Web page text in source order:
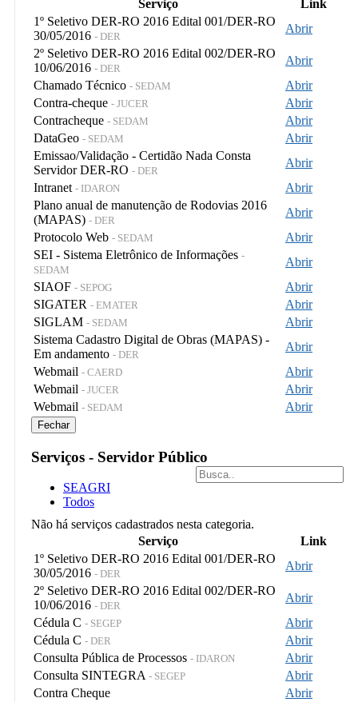
Serviço
Link
1º Seletivo DER-RO 2016 Edital 001/DER-RO
30/05/2016 - DER
Abrir
2º Seletivo DER-RO 2016 Edital 002/DER-RO
10/06/2016 - DER
Abrir
Chamado Técnico - SEDAM
Abrir
Contra-cheque - JUCER
Abrir
Contracheque - SEDAM
Abrir
DataGeo - SEDAM
Abrir
Emissao/Validação - Certidão Nada Consta
Servidor DER-RO - DER
Abrir
Intranet - IDARON
Abrir
Plano anual de manutenção de Rodovias 2016
(MAPAS) - DER
Abrir
Protocolo Web - SEDAM
Abrir
SEI - Sistema Eletrônico de Informações -
SEDAM
Abrir
SIAOF - SEPOG
Abrir
SIGATER - EMATER
Abrir
SIGLAM - SEDAM
Abrir
Sistema Cadastro Digital de Obras (MAPAS) -
Em andamento - DER
Abrir
Webmail - CAERD
Abrir
Webmail - JUCER
Abrir
Webmail - SEDAM Abrir
Fechar
Serviços - Servidor Público
SEAGRI
Todos
Não há serviços cadastrados nesta categoria.
Serviço
Link
1º Seletivo DER-RO 2016 Edital 001/DER-RO
30/05/2016 - DER
Abrir
2º Seletivo DER-RO 2016 Edital 002/DER-RO
10/06/2016 - DER
Abrir
Cédula C - SEGEP
Abrir
Cédula C - DER
Abrir
Consulta Pública de Processos - IDARON
Abrir
Consulta SINTEGRA - SEGEP
Abrir
Contra Cheque
Abrir